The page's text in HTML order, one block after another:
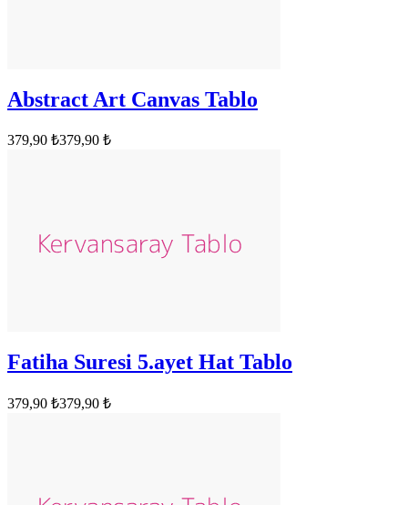
Abstract Art Canvas Tablo
379,90 ₺379,90 ₺
Fatiha Suresi 5.ayet Hat Tablo
379,90 ₺379,90 ₺